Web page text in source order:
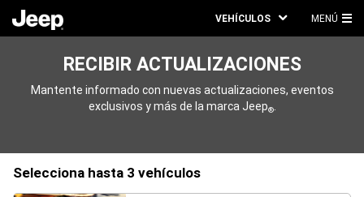
VEHÍCULOS MENÚ
RECIBIR ACTUALIZACIONES
Mantente informado con nuevas actualizaciones, eventos
exclusivos y más de la marca Jeep®.
selecciona hasta 3 vehículos